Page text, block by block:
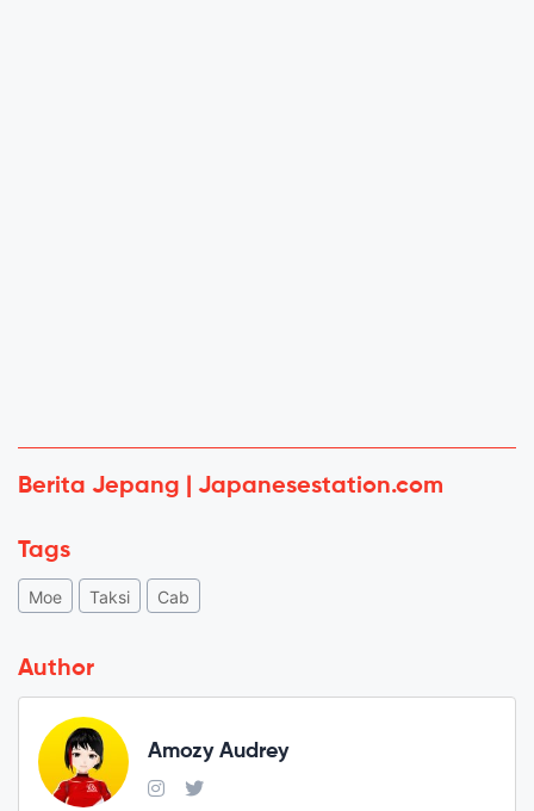
Berita Jepang | Japanesestation.com
Tags
Moe Taksi Cab
Author
Amozy Audrey